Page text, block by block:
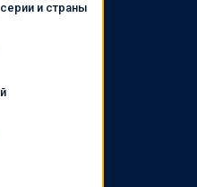
и страны